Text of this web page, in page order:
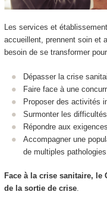
Les services et
accueillent, prennent soin et
besoin de se transformer pour
Dépasser la crise
Faire face à une
Proposer des activités
Surmonter les
Répondre aux
Accompagner une
de multiples pathologies.
Face à la crise sanitaire, le
de la sortie de crise.